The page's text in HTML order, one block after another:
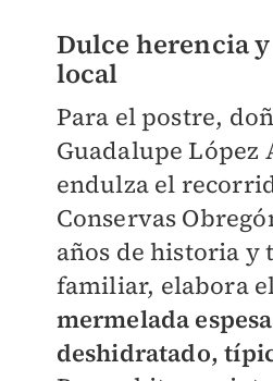
Dulce herencia
local
Para el postre,
Guadalupe López
endulza el
Conservas
años de historia y
familiar, elabora
mermelada
deshidratado,